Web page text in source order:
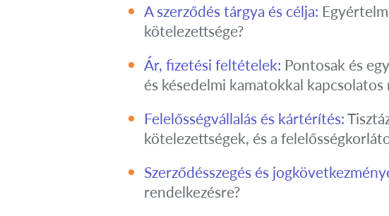
A szerződés tárgya és célja:
kötelezettsége?
Ár, fizetési feltételek: Pontosak és
és késedelmi kamatokkal kapcsolatos
Felelősségvállalás és kártérítés:
kötelezettségek, és a
Szerződésszegés és
rendelkezésre?